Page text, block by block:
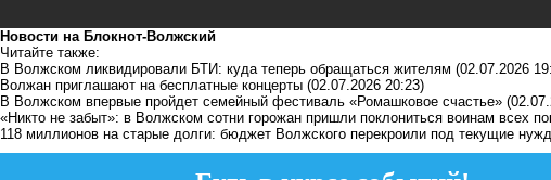
Новости на Блoкнoт-Волжский
Читайте также:
В Волжском ликвидировали БТИ: куда теперь обращаться жителям (02.07.2026
Волжан приглашают на бесплатные концерты (02.07.2026 20:23)
В Волжском впервые пройдет семейный фестиваль «Ромашковое счастье»
«Никто не забыт»: в Волжском сотни горожан пришли поклониться воинам всех
118 миллионов на старые долги: бюджет Волжского перекроили под текущие